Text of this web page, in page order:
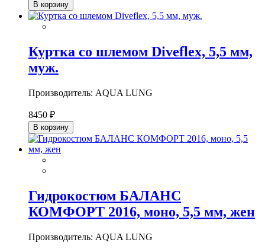
В корзину
Куртка со шлемом Diveflex, 5,5 мм,
муж.
Производитель: AQUA LUNG
8450 ₽
В корзину
Гидрокостюм БАЛАНС
КОМФОРТ 2016, моно, 5,5 мм, жен
Производитель: AQUA LUNG